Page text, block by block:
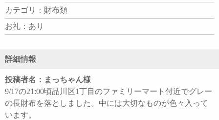
カテゴリ：財布類
お礼：あり
詳細情報
投稿者名：まっちゃん様
9/17の21:00頃品川区1丁目のファミリーマート付近でグレー
の長財布を落としました。中には大切なものが色々入って
います。